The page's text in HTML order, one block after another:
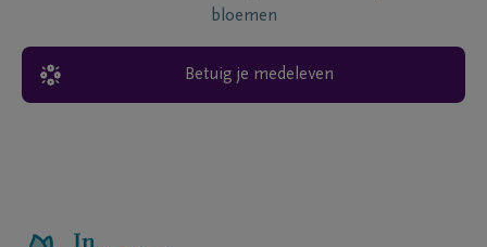
bloemen
Betuig je medeleven